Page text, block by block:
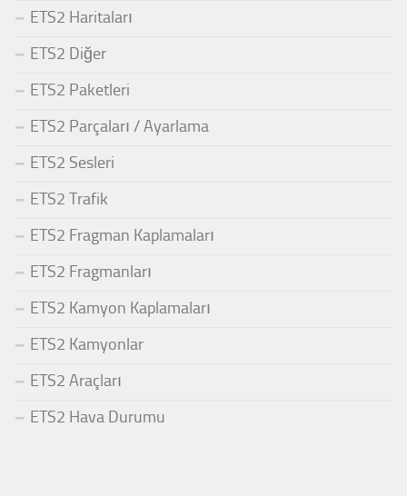
ETS2 Haritaları
ETS2 Diğer
ETS2 Paketleri
ETS2 Parçaları / Ayarlama
ETS2 Sesleri
ETS2 Trafik
ETS2 Fragman Kaplamaları
ETS2 Fragmanları
ETS2 Kamyon Kaplamaları
ETS2 Kamyonlar
ETS2 Araçları
ETS2 Hava Durumu